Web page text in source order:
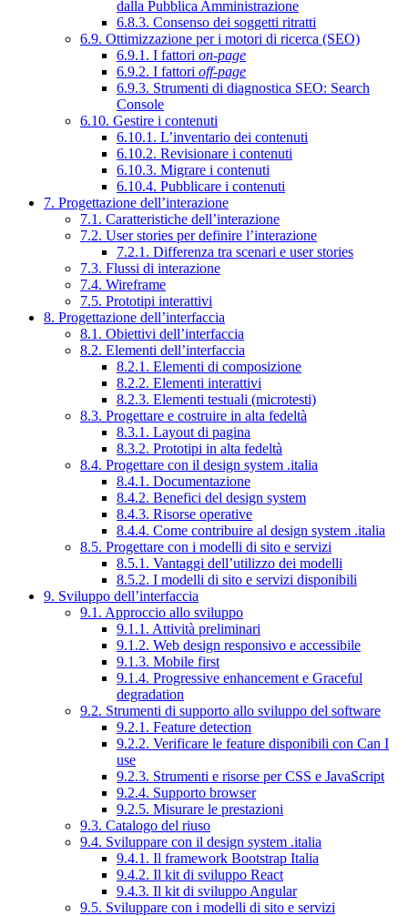
dalla Pubblica Amministrazione
6.8.3. Consenso dei soggetti ritratti
6.9. Ottimizzazione per i motori di ricerca (SEO)
6.9.1. I fattori on-page
6.9.2. I fattori off-page
6.9.3. Strumenti di diagnostica SEO: Search
Console
6.10. Gestire i contenuti
6.10.1. L’inventario dei contenuti
6.10.2. Revisionare i contenuti
6.10.3. Migrare i contenuti
6.10.4. Pubblicare i contenuti
7. Progettazione dell’interazione
7.1. Caratteristiche dell’interazione
7.2. User stories per definire l’interazione
7.2.1. Differenza tra scenari e user stories
7.3. Flussi di interazione
7.4. Wireframe
7.5. Prototipi interattivi
8. Progettazione dell’interfaccia
8.1. Obiettivi dell’interfaccia
8.2. Elementi dell’interfaccia
8.2.1. Elementi di composizione
8.2.2. Elementi interattivi
8.2.3. Elementi testuali (microtesti)
8.3. Progettare e costruire in alta fedeltà
8.3.1. Layout di pagina
8.3.2. Prototipi in alta fedeltà
8.4. Progettare con il design system .italia
8.4.1. Documentazione
8.4.2. Benefici del design system
8.4.3. Risorse operative
8.4.4. Come contribuire al design system .italia
8.5. Progettare con i modelli di sito e servizi
8.5.1. Vantaggi dell’utilizzo dei modelli
8.5.2. I modelli di sito e servizi disponibili
9. Sviluppo dell’interfaccia
9.1. Approccio allo sviluppo
9.1.1. Attività preliminari
9.1.2. Web design responsivo e accessibile
9.1.3. Mobile first
9.1.4. Progressive enhancement e Graceful
degradation
9.2. Strumenti di supporto allo sviluppo del software
9.2.1. Feature detection
9.2.2. Verificare le feature disponibili con Can I
use
9.2.3. Strumenti e risorse per CSS e JavaScript
9.2.4. Supporto browser
9.2.5. Misurare le prestazioni
9.3. Catalogo del riuso
9.4. Sviluppare con il design system .italia
9.4.1. Il framework Bootstrap Italia
9.4.2. Il kit di sviluppo React
9.4.3. Il kit di sviluppo Angular
9.5. Sviluppare con i modelli di sito e servizi